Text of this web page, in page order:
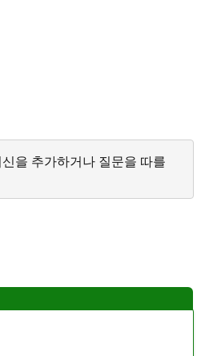
을 추가하거나 질문을 따를